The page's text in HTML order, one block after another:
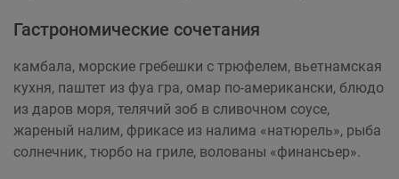
Гастрономические сочетания
камбала, морские гребешки с трюфелем, вьетнамская
кухня, паштет из фуа гра, омар по-американски, блюдо
из даров моря, телячий зоб в сливочном соусе,
жареный налим, фрикасе из налима «натюрель», рыба
солнечник, тюрбо на гриле, волованы «финансьер».